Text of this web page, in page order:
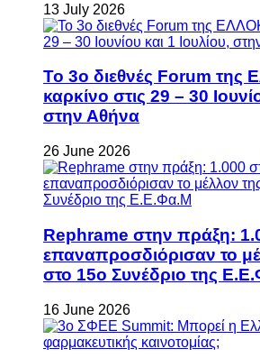
13 July 2026
Το 3ο διεθνές Forum της
καρκίνο στις 29 – 30
στην Αθήνα
26 June 2026
Rephrame στην πράξη:
επαναπροσδιόρισαν το
στο 15ο Συνέδριο της
16 June 2026